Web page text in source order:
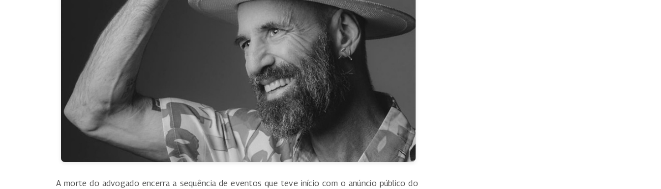
A morte do advogado encerra a sequência de eventos que teve início com o anúncio público do